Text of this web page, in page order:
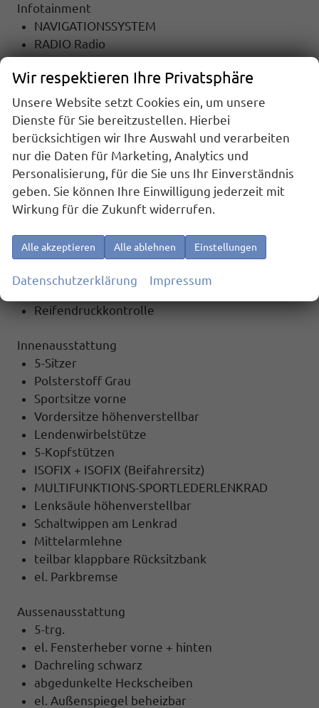
Infotainment
NAVIGATIONSSYSTEM
RADIO Radio
TOUCHSCREEN
Radiobedienung am Lenkrad
DAB
USB-Anschluss
Apple Car Play
Android Auto
Freisprecheinrichtung
Bluetooth
6x Airbag
Notrufsystem
ASR (Antriebsschlupfregelung)
Reifendruckkontrolle
Innenausstattung
5-Sitzer
Polsterstoff Grau
Sportsitze vorne
Vordersitze höhenverstellbar
Lendenwirbelstütze
5-Kopfstützen
ISOFIX + ISOFIX (Beifahrersitz)
MULTIFUNKTIONS-SPORTLEDERLENKRAD
Lenksäule höhenverstellbar
Schaltwippen am Lenkrad
Mittelarmlehne
teilbar klappbare Rücksitzbank
el. Parkbremse
Aussenausstattung
5-trg.
el. Fensterheber vorne + hinten
Dachreling schwarz
abgedunkelte Heckscheiben
el. Außenspiegel beheizbar
Wir respektieren Ihre Privatsphäre
Unsere Website setzt Cookies ein, um unsere
Dienste für Sie bereitzustellen. Hierbei
berücksichtigen wir Ihre Auswahl und verarbeiten
nur die Daten für Marketing, Analytics und
Personalisierung, für die Sie uns Ihr Einverständnis
geben. Sie können Ihre Einwilligung jederzeit mit
Wirkung für die Zukunft widerrufen.
Alle akzeptieren Alle ablehnen Einstellungen
Datenschutzerklärung Impressum